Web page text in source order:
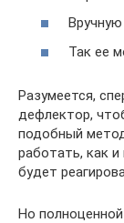
Вручную
Так ее
Разумеется,
дефлектор,
подобный
работать, как и
будет
Но